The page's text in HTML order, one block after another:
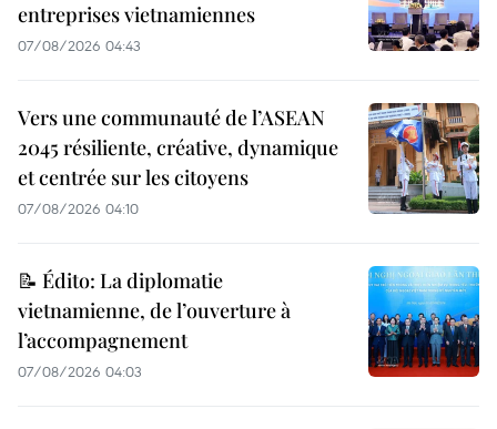
entreprises vietnamiennes
07/08/2026 04:43
Vers une communauté de l’ASEAN
2045 résiliente, créative, dynamique
et centrée sur les citoyens
07/08/2026 04:10
📝 Édito: La diplomatie
vietnamienne, de l’ouverture à
l’accompagnement
07/08/2026 04:03